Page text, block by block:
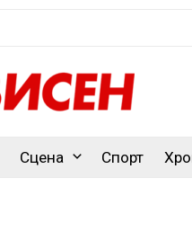
Сцена Спорт